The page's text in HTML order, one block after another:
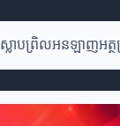
ស្លាបព្រិលអនឡាញអត្